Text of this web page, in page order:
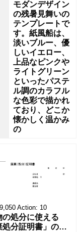
モダンデザイン
の残暑見舞いの
テンプレートで
す。紙風船は、
淡いブルー、優
しいイエロー、
上品なピンクや
ライトグリーン
といったパステ
ル調のカラフル
な色彩で描かれ
ており、どこか
懐かしく温かみ
の
9,050 Action: 10
の処分に使える
処分証明書」の無